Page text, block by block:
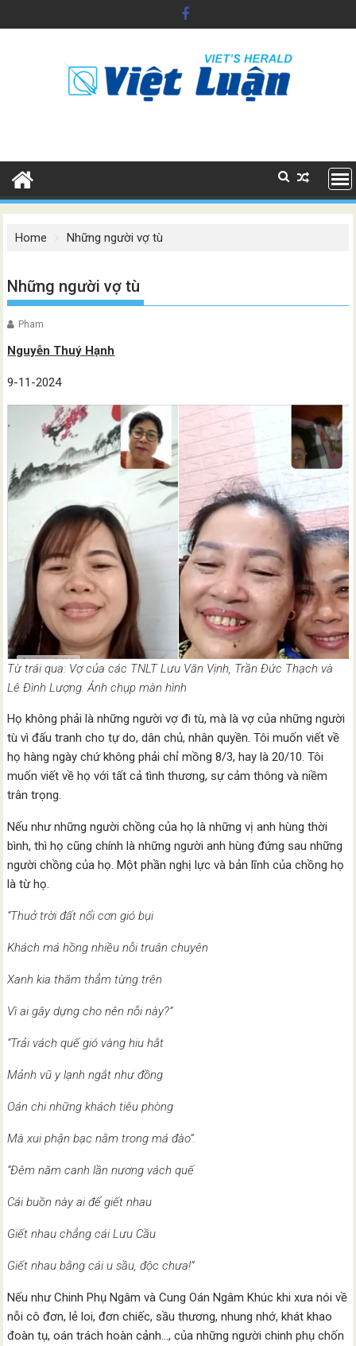
to
Home Những người vợ tù
Những người vợ tù
Pham
Nguyễn Thuý Hạnh
9-11-2024
Từ trái qua: Vợ của các TNLT Lưu Văn Vịnh, Trần Đức Thạch và
Lê Đình Lượng. Ảnh chụp màn hình
Họ không phải là những người vợ đi tù, mà là vợ của những người
tù vì đấu tranh cho tự do, dân chủ, nhân quyền. Tôi muốn viết về
họ hàng ngày chứ không phải chỉ mồng 8/3, hay là 20/10. Tôi
muốn viết về họ với tất cả tình thương, sự cảm thông và niềm
trân trọng.
Nếu như những người chồng của họ là những vị anh hùng thời
bình, thì họ cũng chính là những người anh hùng đứng sau những
người chồng của họ. Một phần nghị lực và bản lĩnh của chồng họ
là từ họ.
“Thuở trời đất nổi cơn gió bụi
Khách má hồng nhiều nỗi truân chuyên
Xanh kia thăm thẳm từng trên
Vì ai gây dựng cho nên nỗi này?”
“Trải vách quế gió vàng hiu hắt
Mảnh vũ y lạnh ngắt như đồng
Oán chi những khách tiêu phòng
Mà xui phận bạc nằm trong má đào”.
“Đêm năm canh lần nương vách quế
Cái buồn này ai để giết nhau
Giết nhau chẳng cái Lưu Cầu
Giết nhau bằng cái u sầu, độc chưa!”
Nếu như Chinh Phụ Ngâm và Cung Oán Ngâm Khúc khi xưa nói về
nỗi cô đơn, lẻ loi, đơn chiếc, sầu thương, nhung nhớ, khát khao
đoàn tụ, oán trách hoàn cảnh…, của những người chinh phụ chốn